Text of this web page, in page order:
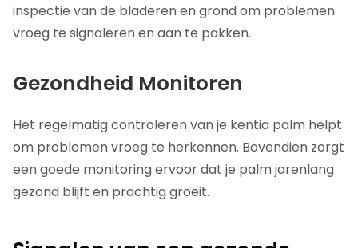
inspectie van de bladeren en grond om problemen
vroeg te signaleren en aan te pakken.
Gezondheid Monitoren
Het regelmatig controleren van je kentia palm helpt
om problemen vroeg te herkennen. Bovendien zorgt
een goede monitoring ervoor dat je palm jarenlang
gezond blijft en prachtig groeit.